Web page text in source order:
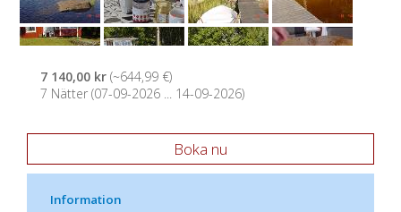
7 140,00 kr (~644,99 €)
7 Nätter (07-09-2026 ... 14-09-2026)
Boka nu
Information